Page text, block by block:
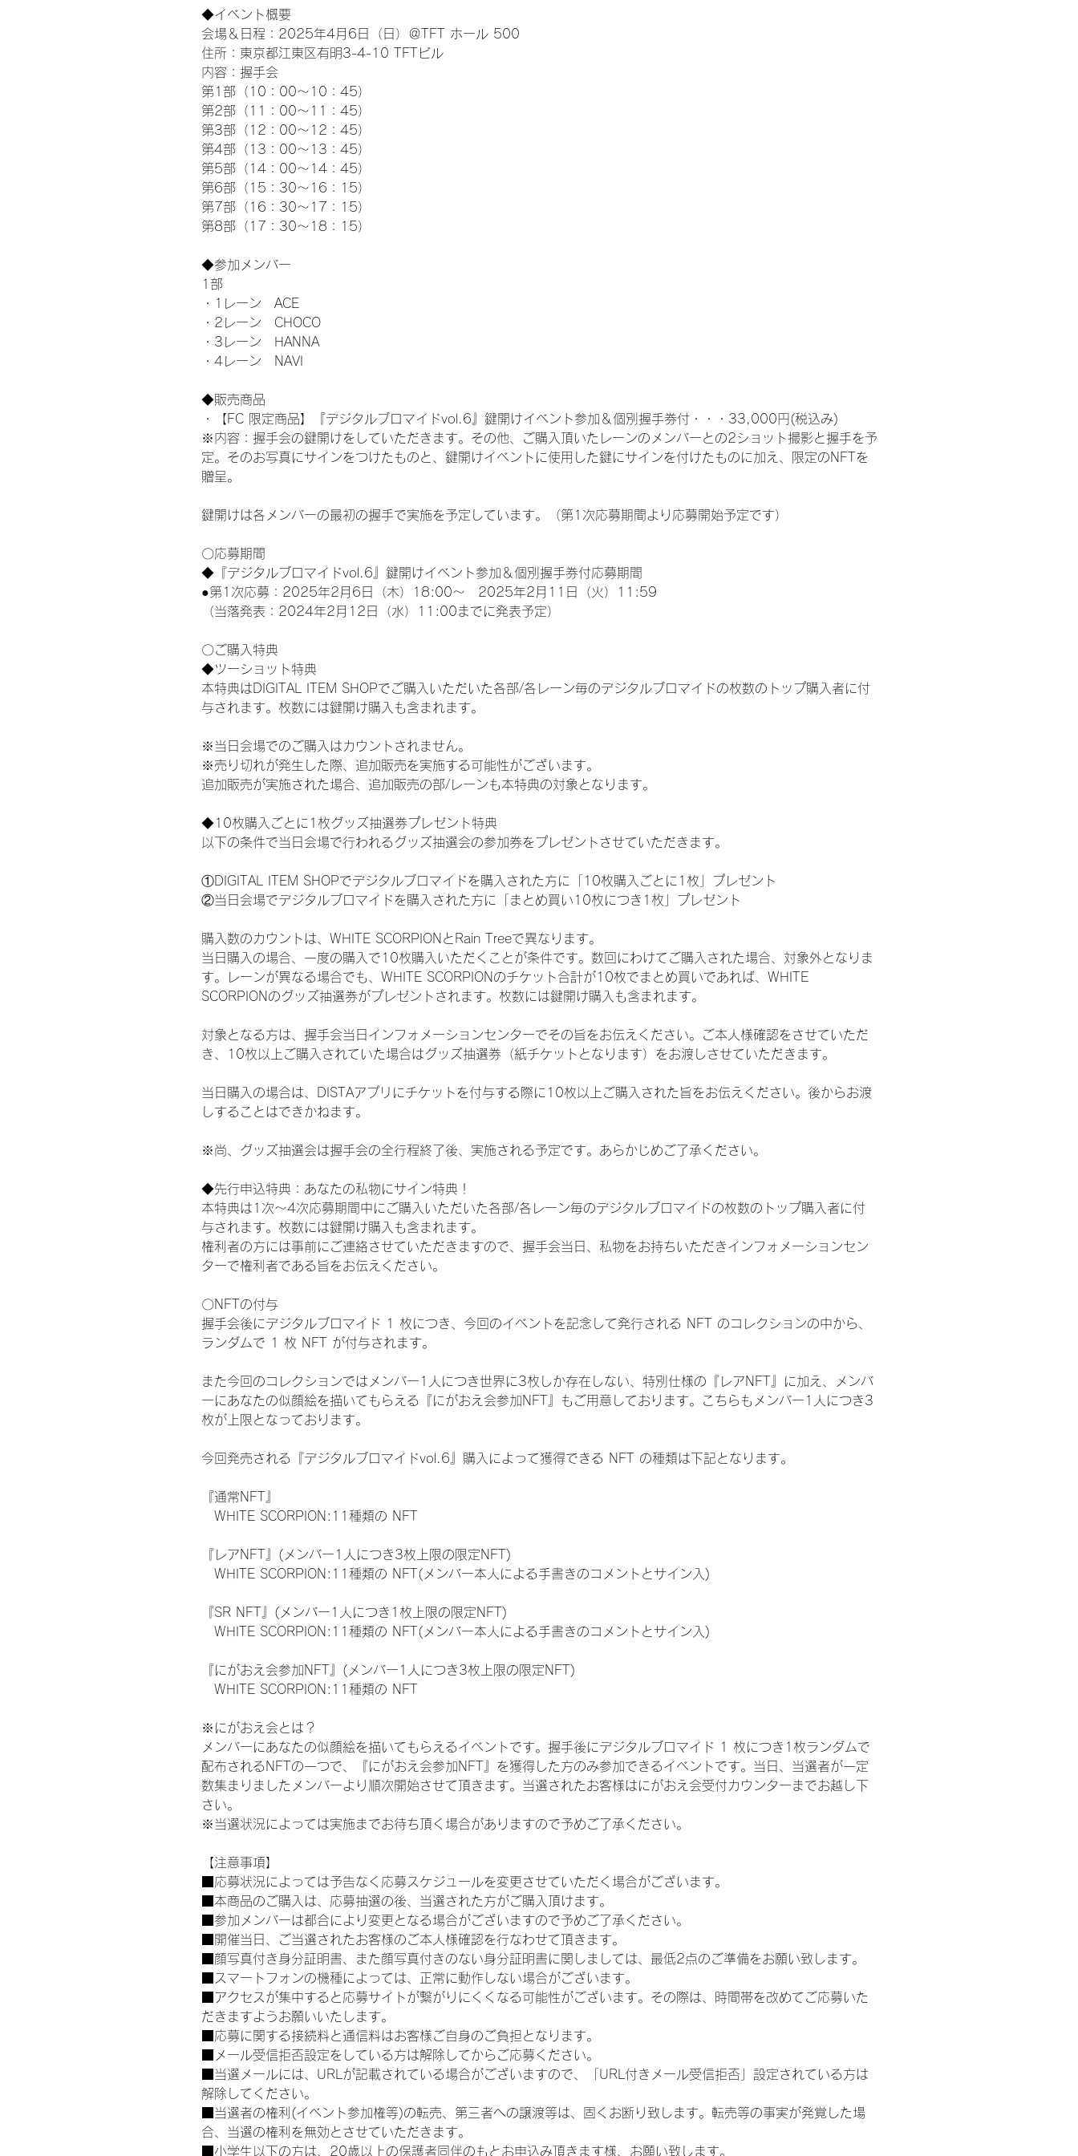
◆イベント概要
会場＆日程：2025年4月6日（日）＠TFT ホール 500
住所：東京都江東区有明3-4-10 TFTビル
内容：握手会
第1部（10：00～10：45）
第2部（11：00～11：45）
第3部（12：00～12：45）
第4部（13：00～13：45）
第5部（14：00～14：45）
第6部（15：30～16：15）
第7部（16：30～17：15）
第8部（17：30～18：15）
◆参加メンバー
1部
・1レーン　ACE
・2レーン　CHOCO
・3レーン　HANNA
・4レーン　NAVI
◆販売商品
・【FC 限定商品】『デジタルブロマイドvol.6』鍵開けイベント参加＆個別握手券付・・・33,000円(税込み)
※内容：握手会の鍵開けをしていただきます。その他、ご購入頂いたレーンのメンバーとの2ショット撮影と握手を予
定。そのお写真にサインをつけたものと、鍵開けイベントに使用した鍵にサインを付けたものに加え、限定のNFTを
贈呈。
鍵開けは各メンバーの最初の握手で実施を予定しています。（第1次応募期間より応募開始予定です）
〇応募期間
◆『デジタルブロマイドvol.6』鍵開けイベント参加＆個別握手券付応募期間
●第1次応募：2025年2月6日（木）18:00～　2025年2月11日（火）11:59
（当落発表：2024年2月12日（水）11:00までに発表予定）
〇ご購入特典
◆ツーショット特典
本特典はDIGITAL ITEM SHOPでご購入いただいた各部/各レーン毎のデジタルブロマイドの枚数のトップ購入者に付
与されます。枚数には鍵開け購入も含まれます。
※当日会場でのご購入はカウントされません。
※売り切れが発生した際、追加販売を実施する可能性がございます。
追加販売が実施された場合、追加販売の部/レーンも本特典の対象となります。
◆10枚購入ごとに1枚グッズ抽選券プレゼント特典
以下の条件で当日会場で行われるグッズ抽選会の参加券をプレゼントさせていただきます。
①DIGITAL ITEM SHOPでデジタルブロマイドを購入された方に「10枚購入ごとに1枚」プレゼント
②当日会場でデジタルブロマイドを購入された方に「まとめ買い10枚につき1枚」プレゼント
購入数のカウントは、WHITE SCORPIONとRain Treeで異なります。
当日購入の場合、一度の購入で10枚購入いただくことが条件です。数回にわけてご購入された場合、対象外となりま
す。レーンが異なる場合でも、WHITE SCORPIONのチケット合計が10枚でまとめ買いであれば、WHITE
SCORPIONのグッズ抽選券がプレゼントされます。枚数には鍵開け購入も含まれます。
対象となる方は、握手会当日インフォメーションセンターでその旨をお伝えください。ご本人様確認をさせていただ
き、10枚以上ご購入されていた場合はグッズ抽選券（紙チケットとなります）をお渡しさせていただきます。
当日購入の場合は、DISTAアプリにチケットを付与する際に10枚以上ご購入された旨をお伝えください。後からお渡
しすることはできかねます。
※尚、グッズ抽選会は握手会の全行程終了後、実施される予定です。あらかじめご了承ください。
◆先行申込特典：あなたの私物にサイン特典！
本特典は1次〜4次応募期間中にご購入いただいた各部/各レーン毎のデジタルブロマイドの枚数のトップ購入者に付
与されます。枚数には鍵開け購入も含まれます。
権利者の方には事前にご連絡させていただきますので、握手会当日、私物をお持ちいただきインフォメーションセン
ターで権利者である旨をお伝えください。
〇NFTの付与
握手会後にデジタルブロマイド 1 枚につき、今回のイベントを記念して発行される NFT のコレクションの中から、
ランダムで 1 枚 NFT が付与されます。
また今回のコレクションではメンバー1人につき世界に3枚しか存在しない、特別仕様の『レアNFT』に加え、メンバ
ーにあなたの似顔絵を描いてもらえる『にがおえ会参加NFT』もご用意しております。こちらもメンバー1人につき3
枚が上限となっております。
今回発売される『デジタルブロマイドvol.6』購入によって獲得できる NFT の種類は下記となります。
『通常NFT』
WHITE SCORPION:11種類の NFT
『レアNFT』(メンバー1人につき3枚上限の限定NFT)
WHITE SCORPION:11種類の NFT(メンバー本人による手書きのコメントとサイン入)
『SR NFT』(メンバー1人につき1枚上限の限定NFT)
WHITE SCORPION:11種類の NFT(メンバー本人による手書きのコメントとサイン入)
『にがおえ会参加NFT』(メンバー1人につき3枚上限の限定NFT)
WHITE SCORPION:11種類の NFT
※にがおえ会とは？
メンバーにあなたの似顔絵を描いてもらえるイベントです。握手後にデジタルブロマイド 1 枚につき1枚ランダムで
配布されるNFTの一つで、『にがおえ会参加NFT』を獲得した方のみ参加できるイベントです。当日、当選者が一定
数集まりましたメンバーより順次開始させて頂きます。当選されたお客様はにがおえ会受付カウンターまでお越し下
さい。
※当選状況によっては実施までお待ち頂く場合がありますので予めご了承ください。
【注意事項】
■応募状況によっては予告なく応募スケジュールを変更させていただく場合がございます。
■本商品のご購入は、応募抽選の後、当選された方がご購入頂けます。
■参加メンバーは都合により変更となる場合がございますので予めご了承ください。
■開催当日、ご当選されたお客様のご本人様確認を行なわせて頂きます。
■顔写真付き身分証明書、また顔写真付きのない身分証明書に関しましては、最低2点のご準備をお願い致します。
■スマートフォンの機種によっては、正常に動作しない場合がございます。
■アクセスが集中すると応募サイトが繋がりにくくなる可能性がございます。その際は、時間帯を改めてご応募いた
だきますようお願いいたします。
■応募に関する接続料と通信料はお客様ご自身のご負担となります。
■メール受信拒否設定をしている方は解除してからご応募ください。
■当選メールには、URLが記載されている場合がございますので、「URL付きメール受信拒否」設定されている方は
解除してください。
■当選者の権利(イベント参加権等)の転売、第三者への譲渡等は、固くお断り致します。転売等の事実が発覚した場
合、当選の権利を無効とさせていただきます。
■小学生以下の方は、20歳以上の保護者同伴のもとお申込み頂きます様、お願い致します。